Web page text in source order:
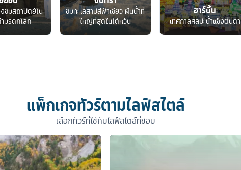
ชมสถาปัตย์ใน
ามรดกโลก
ชมทะเลสาปสีฟ้าเขียว ผืนน้ำที่
ใหญ่ที่สุดในไต้หวัน
ฮาร์บิ้น
เทศกาลศิลปะน้ำแข็งตื่นตา
แพ็กเกจทัวร์ตามไลฟ์สไตล์
เลือกทัวร์ที่ใช่กับไลฟ์สไตล์ที่ชอบ